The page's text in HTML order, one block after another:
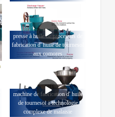
presse à huile de processus de
fabrication d' huile de tournesol
aux comores
machine de fabrication d' huile
de tournesol à technologie
complexe de malaisie